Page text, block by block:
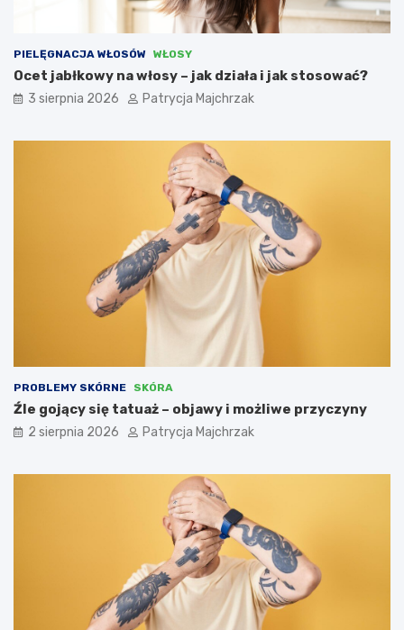
PIELĘGNACJA WŁOSÓW WŁOSY
Ocet jabłkowy na włosy – jak działa i jak stosować?
3 sierpnia 2026 Patrycja Majchrzak
PROBLEMY SKÓRNE SKÓRA
Źle gojący się tatuaż – objawy i możliwe przyczyny
2 sierpnia 2026 Patrycja Majchrzak